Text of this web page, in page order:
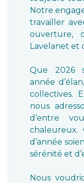
Notre
travailler
ouverture,
Lavelanet et
Que 2026
année
collectives.
nous
d’entre
d’année
sérénité et
Nous